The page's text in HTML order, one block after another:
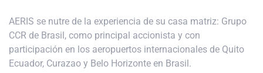
AERIS se nutre de la experiencia de su casa matriz: Grupo
CCR de Brasil, como principal accionista y con
participación en los aeropuertos internacionales de Quito
Ecuador, Curazao y Belo Horizonte en Brasil.